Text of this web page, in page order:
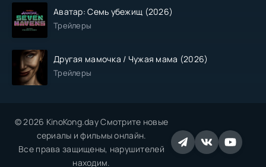
Аватар: Семь убежищ (2026)
Трейлеры
Другая мамочка / Чужая мама (2026)
Трейлеры
© 2026 KinoKong.day Смотрите новые
сериалы и фильмы онлайн.
Все права защищены, нарушителей
находим.